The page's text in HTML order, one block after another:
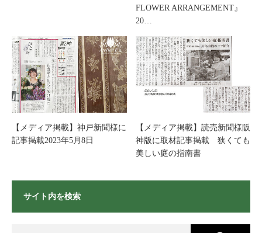
FLOWER ARRANGEMENT』
20…
【メディア掲載】神戸新聞様に
記事掲載2023年5月8日
【メディア掲載】読売新聞様阪
神版に取材記事掲載 狭くても
美しい庭の指南書
サイト内を検索